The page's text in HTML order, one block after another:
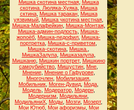
Мишка скотина местная, Мишка
скотина. Люляка-Хуяка, Мишка
сктина, Мишка таракан, Мишка
уязвимый Мишка чкотина местная
Мишка-Малафейкин, Мишка-Монтаж,
Мишка-админ-подлость, Мишка-
жопоёб Мишка-педофил Мишка-
портретка Мишка-с-приветом
Мишка-скотина Мишка.
МишкаЗалупа, Мишказалупа,
Мишканю, Мишкин портрет, Мишкино
самоубийство Мишустин Мне
Мнение, Мнение о Гафурове,
Многочлен Мобилизация
Мобильник Моген-Дувид Мода
Модель, Модератор, Модерн,
Модернизм
Модильяни
МодильяниХ Моды Мозги Мозерт,
Мои Ютюб, Мои афоризмы, Мои